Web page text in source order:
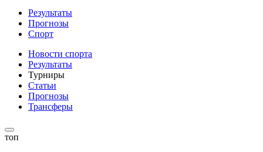
Результаты
Прогнозы
Спорт
Новости спорта
Результаты
Турниры
Статьи
Прогнозы
Трансферы
топ